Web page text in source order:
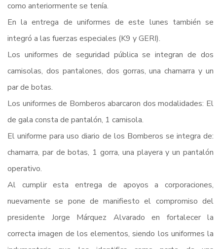
como anteriormente se tenía.
En la entrega de uniformes de este lunes también se
integró a las fuerzas especiales (K9 y GERI).
Los uniformes de seguridad pública se integran de dos
camisolas, dos pantalones, dos gorras, una chamarra y un
par de botas.
Los uniformes de Bomberos abarcaron dos modalidades: El
de gala consta de pantalón, 1 camisola.
El uniforme para uso diario de los Bomberos se integra de:
chamarra, par de botas, 1 gorra, una playera y un pantalón
operativo.
Al cumplir esta entrega de apoyos a corporaciones,
nuevamente se pone de manifiesto el compromiso del
presidente Jorge Márquez Alvarado en fortalecer la
correcta imagen de los elementos, siendo los uniformes la